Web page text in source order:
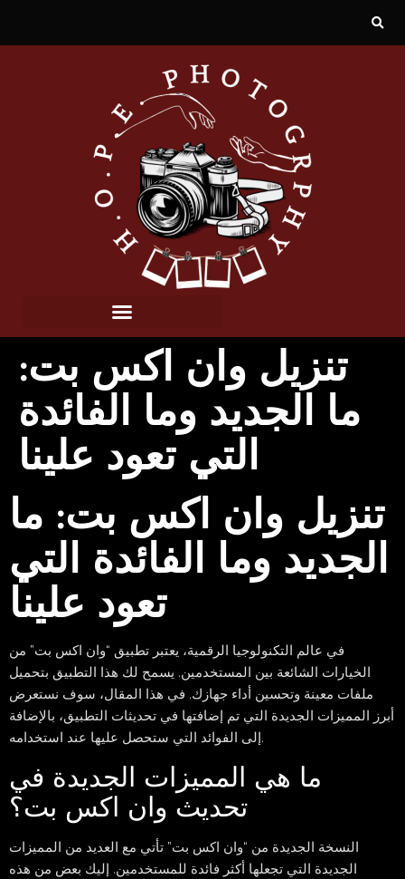
تنزيل وان اكس بت:
ما الجديد وما الفائدة
التي تعود علينا
تنزيل وان اكس بت: ما
الجديد وما الفائدة التي
تعود علينا
في عالم التكنولوجيا الرقمية، يعتبر تطبيق “وان اكس بت” من
الخيارات الشائعة بين المستخدمين. يسمح لك هذا التطبيق بتحميل
ملفات معينة وتحسين أداء جهازك. في هذا المقال، سوف نستعرض
أبرز المميزات الجديدة التي تم إضافتها في تحديثات التطبيق، بالإضافة
إلى الفوائد التي ستحصل عليها عند استخدامه.
ما هي المميزات الجديدة في
تحديث وان اكس بت؟
النسخة الجديدة من “وان اكس بت” تأتي مع العديد من المميزات
الجديدة التي تجعلها أكثر فائدة للمستخدمين. إليك بعض من هذه